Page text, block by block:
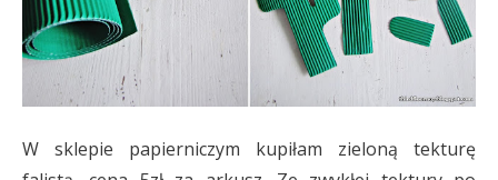
W sklepie papierniczym kupiłam zieloną tekturę